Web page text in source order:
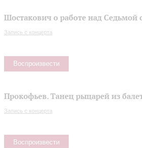
Шостакович о работе над
Запись с концерта
Воспроизвести
Прокофьев. Танец рыцарей из
Запись с концерта
Воспроизвести